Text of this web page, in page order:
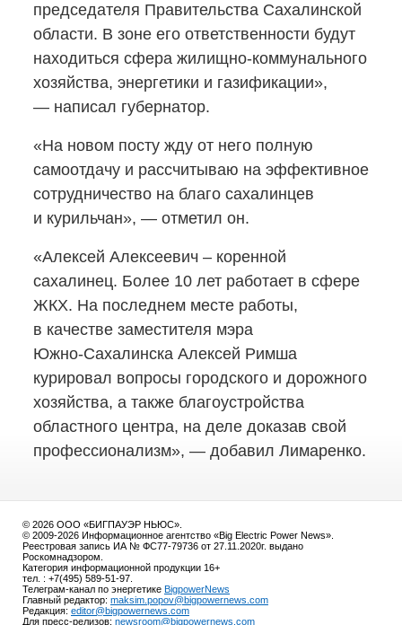
председателя Правительства Сахалинской
области. В зоне его ответственности будут
находиться сфера жилищно-коммунального
хозяйства, энергетики и газификации»,
— написал губернатор.
«На новом посту жду от него полную
самоотдачу и рассчитываю на эффективное
сотрудничество на благо сахалинцев
и курильчан», — отметил он.
«Алексей Алексеевич – коренной
сахалинец. Более 10 лет работает в сфере
ЖКХ. На последнем месте работы,
в качестве заместителя мэра
Южно-Сахалинска Алексей Римша
курировал вопросы городского и дорожного
хозяйства, а также благоустройства
областного центра, на деле доказав свой
профессионализм», — добавил Лимаренко.
© 2026 ООО «БИГПАУЭР НЬЮС».
© 2009-2026 Информационное агентство «Big Electric Power News».
Реестровая запись ИА № ФС77-79736 от 27.11.2020г. выдано
Роскомнадзором.
Категория информационной продукции 16+
тел. : +7(495) 589-51-97.
Телеграм-канал по энергетике BigpowerNews
Главный редактор: maksim.popov@bigpowernews.com
Редакция: editor@bigpowernews.com
Для пресс-релизов: newsroom@bigpowernews.com